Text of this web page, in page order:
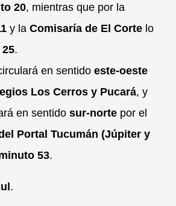
20, mientras que por la
y la Comisaría de El Corte lo
.
en sentido este-oeste
Los Cerros y Pucará, y
en sentido sur-norte por el
Portal Tucumán (Júpiter y
53.
.